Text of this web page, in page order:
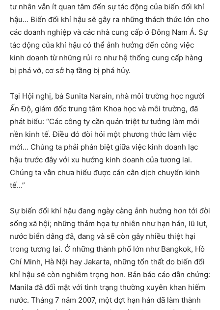
tư nhân vẫn ít quan tâm đến sự tác động của biến đổi khí
hậu… Biến đổi khí hậu sẽ gây ra những thách thức lớn cho
các doanh nghiệp và các nhà cung cấp ở Đông Nam Á. Sự
tác động của khí hậu có thể ảnh hưởng đến công việc
kinh doanh từ những rủi ro như hệ thống cung cấp hàng
bị phá vỡ, cơ sở hạ tầng bị phá hủy.
Tại Hội nghị, bà Sunita Narain, nhà môi trường học người
Ấn Độ, giám đốc trung tâm Khoa học và môi trường, đã
phát biểu: “Các công ty cần quán triệt tư tưởng làm mới
nền kinh tế. Điều đó đòi hỏi một phương thức làm việc
mới… Chúng ta phải phân biệt giữa việc kinh doanh lạc
hậu trước đây với xu hướng kinh doanh của tương lai.
Chúng ta vẫn chưa hiểu được cán cân dịch chuyển kinh
tế…”
Sự biến đổi khí hậu đang ngày càng ảnh hưởng hơn tới đời
sống xã hội; những thảm họa tự nhiên như hạn hán, lũ lụt,
nước biển dâng đã, đang và sẽ còn gây nhiều thiệt hại
trong tương lai. Ở những thành phố lớn như Bangkok, Hồ
Chí Minh, Hà Nội hay Jakarta, những tổn thất do biến đổi
khí hậu sẽ còn nghiêm trọng hơn. Bản báo cáo dẫn chứng:
Manila đã đối mặt với tình trạng thường xuyên khan hiếm
nước. Tháng 7 năm 2007, một đợt hạn hán đã làm thành